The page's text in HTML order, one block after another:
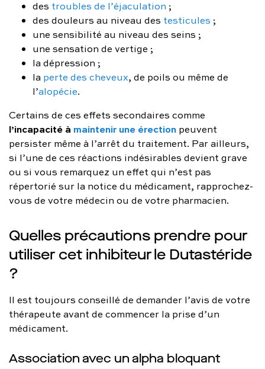
des troubles de l’éjaculation ;
des douleurs au niveau des testicules ;
une sensibilité au niveau des seins ;
une sensation de vertige ;
la dépression ;
la perte des cheveux, de poils ou même de
l’alopécie.
Certains de ces effets secondaires comme
l’incapacité àmaintenir une érection peuvent
persister même à l’arrêt du traitement. Par ailleurs,
si l’une de ces réactions indésirables devient grave
ou si vous remarquez un effet qui n’est pas
répertorié sur la notice du médicament, rapprochez-
vous de votre médecin ou de votre pharmacien.
Quelles précautions prendre pour
utiliser cet inhibiteur le Dutastéride
?
Il est toujours conseillé de demander l’avis de votre
thérapeute avant de commencer la prise d’un
médicament.
Association avec un alpha bloquant